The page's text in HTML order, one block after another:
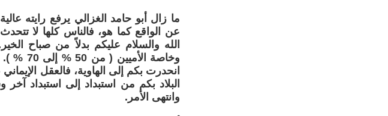
ما زال أبو حامد الغزالي يرفع رايته
عن الواقع كما هو، فالناس كلها لا
الله والسلام عليكم بدلاً من صباح
وخاصة
انحدرت بكم إلى الهاوية، فالعقل
البلاد بكم من استبداد إلى استبداد
وانتهى الأمر.